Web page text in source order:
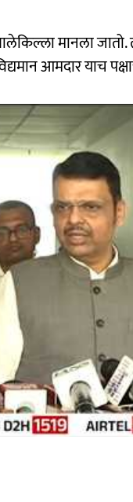
मानला जातो.
आमदार याच